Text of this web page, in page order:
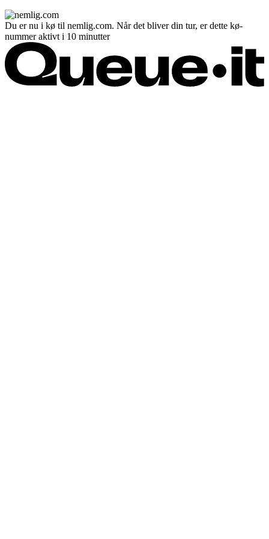
Du er nu i kø til nemlig.com. Når det bliver din tur, er dette kø-
nummer aktivt i 10 minutter